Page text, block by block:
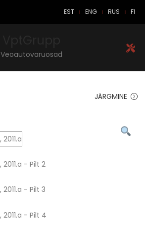
EST ENG RUS FI
Veoautovaruosad
JÄRGMINE